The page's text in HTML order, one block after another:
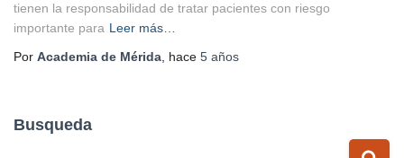
tienen la responsabilidad de tratar pacientes con riesgo
importante para Leer más…
Por Academia de Mérida , hace 5 años
Busqueda